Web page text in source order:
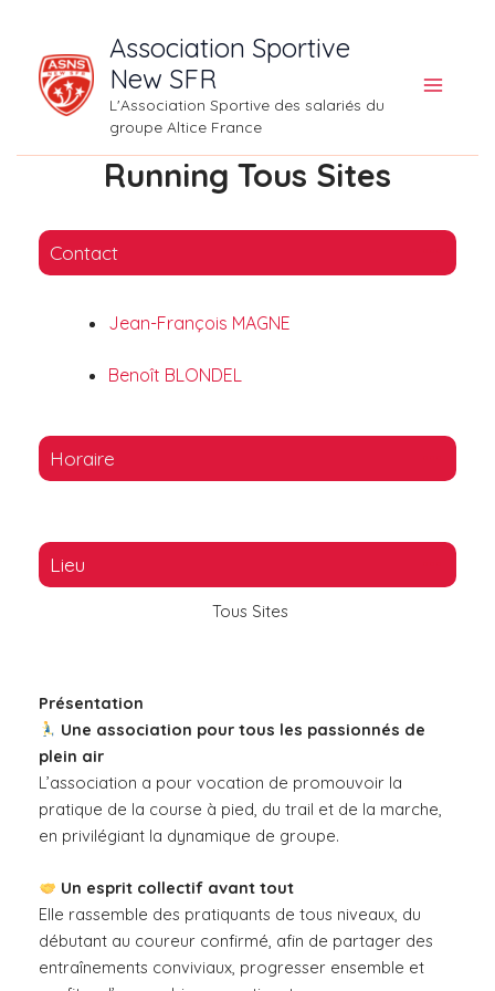
contenu
Association Sportive
New SFR
L'Association Sportive des salariés du
groupe Altice France
Running Tous Sites
Contact
Jean-François MAGNE
Benoît BLONDEL
Horaire
Lieu
Tous Sites
Présentation
Une association pour tous les passionnés de
plein air
L’association a pour vocation de promouvoir la
pratique de la course à pied, du trail et de la marche,
en privilégiant la dynamique de groupe.
Un esprit collectif avant tout
Elle rassemble des pratiquants de tous niveaux, du
débutant au coureur confirmé, afin de partager des
entraînements conviviaux, progresser ensemble et